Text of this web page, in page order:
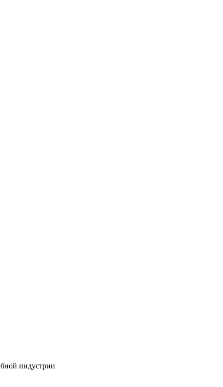
индустрии